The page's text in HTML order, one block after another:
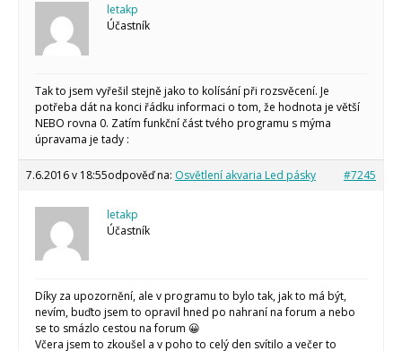
letakp
Účastník
Tak to jsem vyřešil stejně jako to kolísání při rozsvěcení. Je
potřeba dát na konci řádku informaci o tom, že hodnota je větší
NEBO rovna 0. Zatím funkční část tvého programu s mýma
úpravama je tady :
7.6.2016 v 18:55odpověď na: Osvětlení akvaria Led pásky #7245
letakp
Účastník
Díky za upozornění, ale v programu to bylo tak, jak to má být,
nevím, buďto jsem to opravil hned po nahraní na forum a nebo
se to smázlo cestou na forum 😀
Včera jsem to zkoušel a v poho to celý den svítilo a večer to